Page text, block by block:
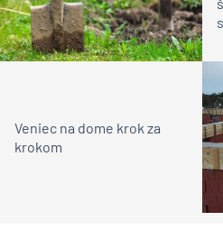
Veniec na dome krok za
krokom